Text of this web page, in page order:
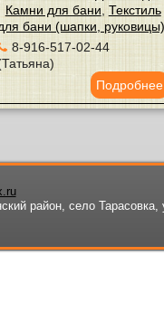
Камни для бани Текстиль
бани (шапки,
8-916-517-02-44
Подробнее
район, село